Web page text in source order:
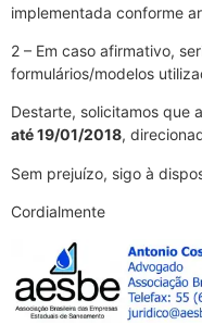
implementada conforme
2 – Em caso afirmativo,
formulários/modelos
Destarte, solicitamos que
até 19/01/2018,
Sem prejuízo, sigo à
Cordialmente